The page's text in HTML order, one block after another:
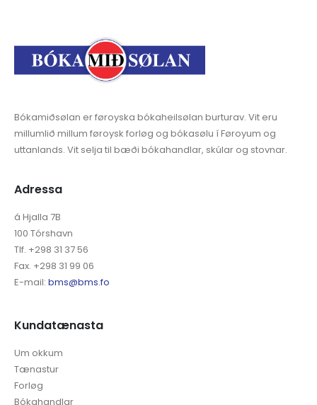
Bókamiðsølan er føroyska bókaheilsølan burturav. Vit eru
millumlið millum føroysk forløg og bókasølu í Føroyum og
uttanlands. Vit selja til bæði bókahandlar, skúlar og stovnar.
Adressa
á Hjalla 7B
100 Tórshavn
Tlf. +298 31 37 56
Fax. +298 31 99 06
E-mail: bms@bms.fo
Kundatænasta
Um okkum
Tænastur
Forløg
Bókahandlar